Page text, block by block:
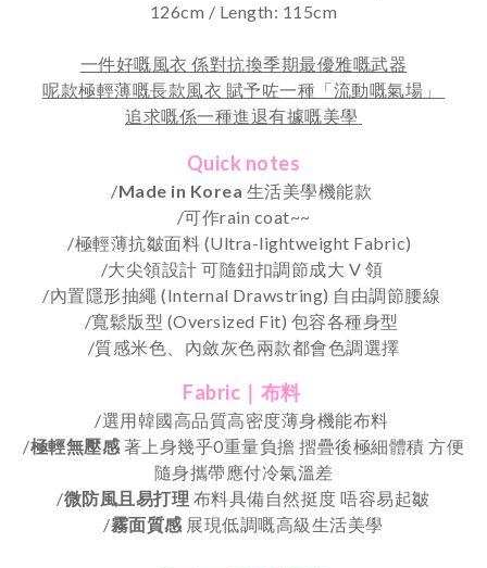
126cm / Length: 115cm
一件好嘅風衣 係對抗換季期最優雅嘅武器
呢款極輕薄嘅長款風衣 賦予咗一種「流動嘅氣場」
追求嘅係一種進退有據嘅美學
Quick notes
/Made in Korea 生活美學機能款
/可作rain coat~~
/極輕薄抗皺面料 (Ultra-lightweight Fabric)
/大尖領設計 可隨鈕扣調節成大 V 領
/內置隱形抽繩 (Internal Drawstring) 自由調節腰線
/寬鬆版型 (Oversized Fit) 包容各種身型
/質感米色、內斂灰色兩款都會色調選擇
Fabric｜布料
/選用韓國高品質高密度薄身機能布料
/極輕無壓感 著上身幾乎0重量負擔 摺疊後極細體積 方便
隨身攜帶應付冷氣溫差
/微防風且易打理 布料具備自然挺度 唔容易起皺
/霧面質感 展現低調嘅高級生活美學